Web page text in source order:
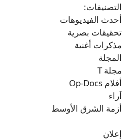
التصنيفات:
أحدث الفيديوهات
تحقيقات بصرية
مذكرات أغنية
المجلة
مجلة T
أفلام Op-Docs
آراء
أزمة الشرق الأوسط
إعلان